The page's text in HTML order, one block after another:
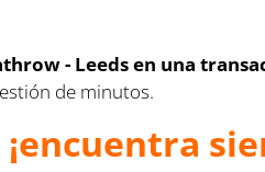
- Leeds en una
de minutos.